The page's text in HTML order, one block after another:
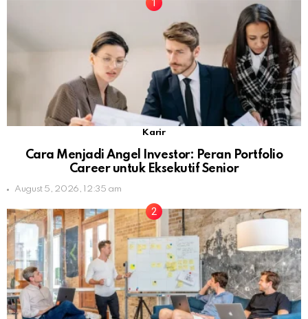
Karir
Cara Menjadi Angel Investor: Peran Portfolio
Career untuk Eksekutif Senior
August 5, 2026, 12:35 am